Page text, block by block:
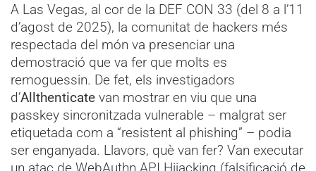
A Las Vegas, al cor de la DEF CON 33 (del 8 a l’11
d’agost de 2025), la comunitat de hackers més
respectada del món va presenciar una
demostració que va fer que molts es
remoguessin. De fet, els investigadors
d’Allthenticate van mostrar en viu que una
passkey sincronitzada vulnerable – malgrat ser
etiquetada com a “resistent al phishing” – podia
ser enganyada. Llavors, què van fer? Van executar